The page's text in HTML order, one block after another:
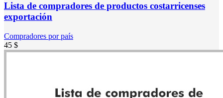
Lista de compradores de productos costarricenses
exportación
Compradores por país
45 $